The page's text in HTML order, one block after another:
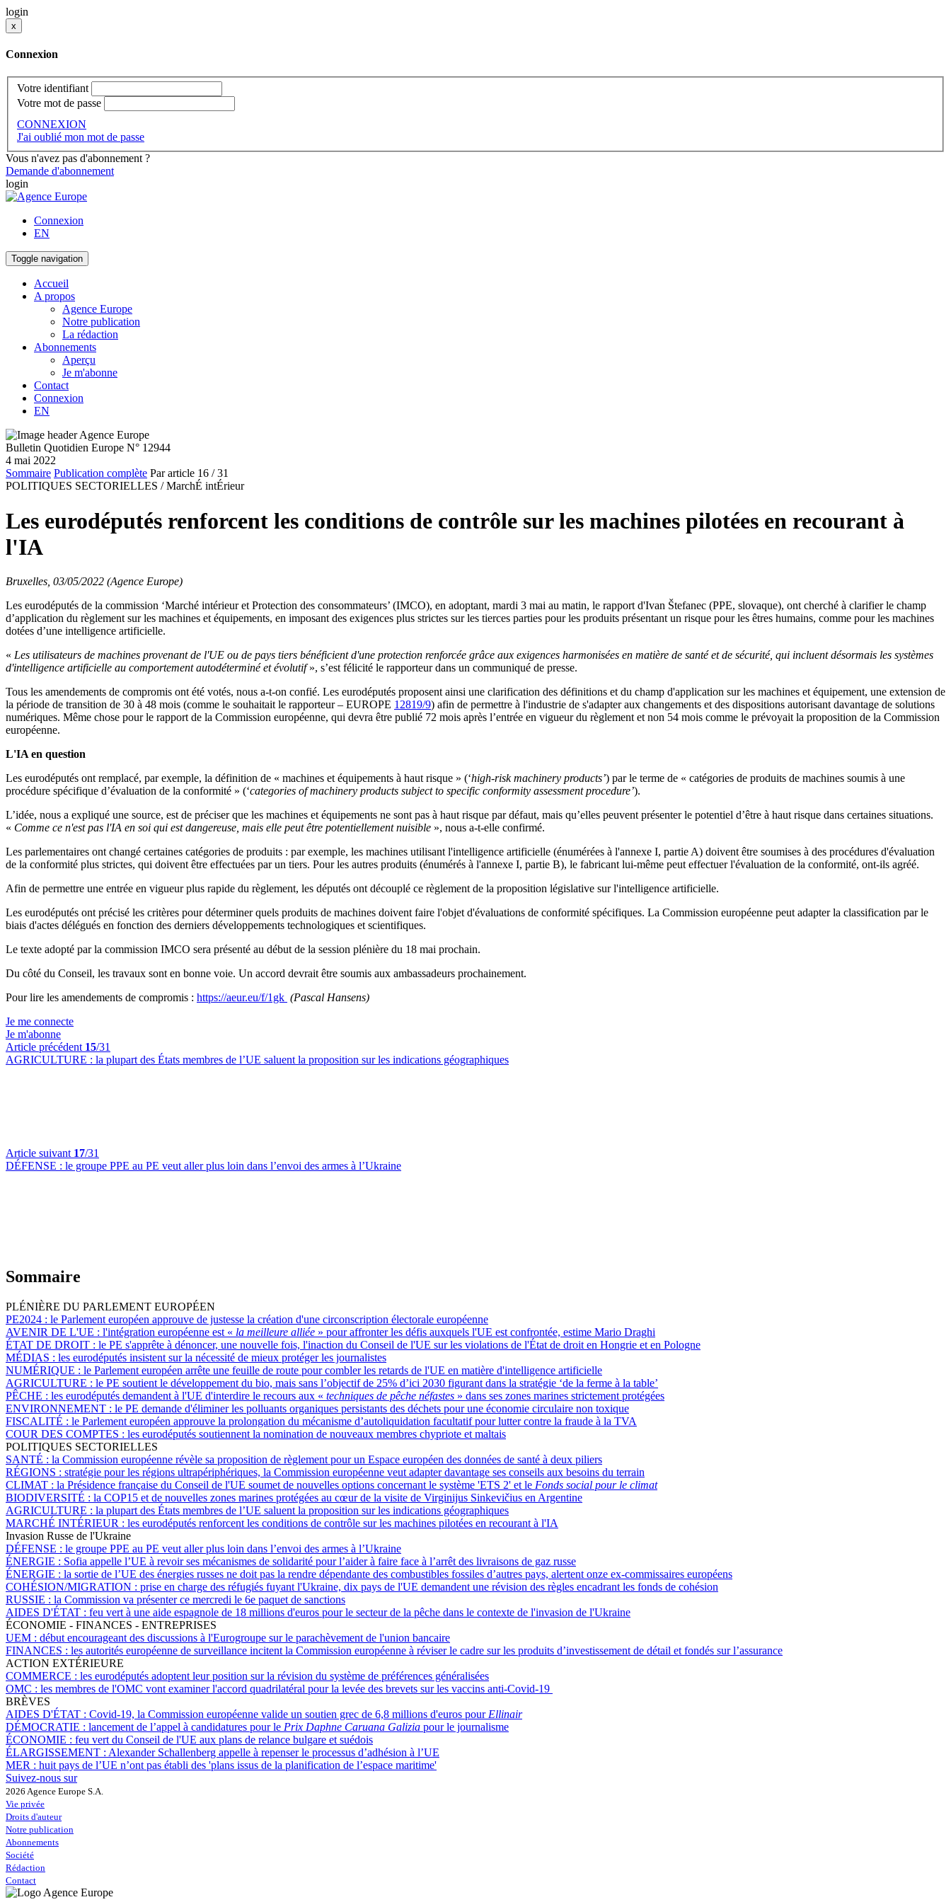
login
x
Connexion
Votre identifiant
Votre mot de passe
CONNEXION
J'ai oublié mon mot de passe
Vous n'avez pas d'abonnement ?
Demande d'abonnement
login
Connexion
EN
Toggle navigation
Accueil
A propos
Agence Europe
Notre publication
La rédaction
Abonnements
Aperçu
Je m'abonne
Contact
Connexion
EN
Bulletin Quotidien Europe N° 12944
4 mai 2022
Sommaire Publication complète Par article 16 / 31
POLITIQUES SECTORIELLES / MarchÉ intÉrieur
Les eurodéputés renforcent les conditions de contrôle sur les machines pilotées en recourant à
l'IA
Bruxelles, 03/05/2022 (Agence Europe)
Les eurodéputés de la commission ‘Marché intérieur et Protection des consommateurs’ (IMCO), en adoptant, mardi 3 mai au matin, le rapport d'Ivan Štefanec (PPE, slovaque), ont cherché à clarifier le champ
d’application du règlement sur les machines et équipements, en imposant des exigences plus strictes sur les tierces parties pour les produits présentant un risque pour les êtres humains, comme pour les machines
dotées d’une intelligence artificielle.
« Les utilisateurs de machines provenant de l'UE ou de pays tiers bénéficient d'une protection renforcée grâce aux exigences harmonisées en matière de santé et de sécurité, qui incluent désormais les systèmes
d'intelligence artificielle au comportement autodéterminé et évolutif», s’est félicité le rapporteur dans un communiqué de presse.
Tous les amendements de compromis ont été votés, nous a-t-on confié. Les eurodéputés proposent ainsi une clarification des définitions et du champ d'application sur les machines et équipement, une extension de
la période de transition de 30 à 48 mois (comme le souhaitait le rapporteur – EUROPE 12819/9) afin de permettre à l'industrie de s'adapter aux changements et des dispositions autorisant davantage de solutions
numériques. Même chose pour le rapport de la Commission européenne, qui devra être publié 72 mois après l’entrée en vigueur du règlement et non 54 mois comme le prévoyait la proposition de la Commission
européenne.
L'IA en question
Les eurodéputés ont remplacé, par exemple, la définition de « machines et équipements à haut risque » (‘high-risk machinery products’) par le terme de « catégories de produits de machines soumis à une
procédure spécifique d’évaluation de la conformité » (‘categories of machinery products subject to specific conformity assessment procedure’).
L’idée, nous a expliqué une source, est de préciser que les machines et équipements ne sont pas à haut risque par défaut, mais qu’elles peuvent présenter le potentiel d’être à haut risque dans certaines situations.
« Comme ce n'est pas l'IA en soi qui est dangereuse, mais elle peut être potentiellement nuisible », nous a-t-elle confirmé.
Les parlementaires ont changé certaines catégories de produits : par exemple, les machines utilisant l'intelligence artificielle (énumérées à l'annexe I, partie A) doivent être soumises à des procédures d'évaluation
de la conformité plus strictes, qui doivent être effectuées par un tiers. Pour les autres produits (énumérés à l'annexe I, partie B), le fabricant lui-même peut effectuer l'évaluation de la conformité, ont-ils agréé.
Afin de permettre une entrée en vigueur plus rapide du règlement, les députés ont découplé ce règlement de la proposition législative sur l'intelligence artificielle.
Les eurodéputés ont précisé les critères pour déterminer quels produits de machines doivent faire l'objet d'évaluations de conformité spécifiques. La Commission européenne peut adapter la classification par le
biais d'actes délégués en fonction des derniers développements technologiques et scientifiques.
Le texte adopté par la commission IMCO sera présenté au début de la session plénière du 18 mai prochain.
Du côté du Conseil, les travaux sont en bonne voie. Un accord devrait être soumis aux ambassadeurs prochainement.
Pour lire les amendements de compromis : https://aeur.eu/f/1gk (Pascal Hansens)
Je me connecte
Je m'abonne
Article précédent 15/31
AGRICULTURE : la plupart des États membres de l’UE saluent la proposition sur les indications géographiques
Article suivant 17/31
DÉFENSE : le groupe PPE au PE veut aller plus loin dans l’envoi des armes à l’Ukraine
Sommaire
PLÉNIÈRE DU PARLEMENT EUROPÉEN
PE2024 : le Parlement européen approuve de justesse la création d'une circonscription électorale européenne
AVENIR DE L'UE : l'intégration européenne est « la meilleure alliée » pour affronter les défis auxquels l'UE est confrontée, estime Mario Draghi
ÉTAT DE DROIT : le PE s'apprête à dénoncer, une nouvelle fois, l'inaction du Conseil de l'UE sur les violations de l'État de droit en Hongrie et en Pologne
MÉDIAS : les eurodéputés insistent sur la nécessité de mieux protéger les journalistes
NUMÉRIQUE : le Parlement européen arrête une feuille de route pour combler les retards de l'UE en matière d'intelligence artificielle
AGRICULTURE : le PE soutient le développement du bio, mais sans l’objectif de 25% d’ici 2030 figurant dans la stratégie ‘de la ferme à la table’
PÊCHE : les eurodéputés demandent à l'UE d'interdire le recours aux « techniques de pêche néfastes » dans ses zones marines strictement protégées
ENVIRONNEMENT : le PE demande d'éliminer les polluants organiques persistants des déchets pour une économie circulaire non toxique
FISCALITÉ : le Parlement européen approuve la prolongation du mécanisme d’autoliquidation facultatif pour lutter contre la fraude à la TVA
COUR DES COMPTES : les eurodéputés soutiennent la nomination de nouveaux membres chypriote et maltais
POLITIQUES SECTORIELLES
SANTÉ : la Commission européenne révèle sa proposition de règlement pour un Espace européen des données de santé à deux piliers
RÉGIONS : stratégie pour les régions ultrapériphériques, la Commission européenne veut adapter davantage ses conseils aux besoins du terrain
CLIMAT : la Présidence française du Conseil de l'UE soumet de nouvelles options concernant le système 'ETS 2' et le Fonds social pour le climat
BIODIVERSITÉ : la COP15 et de nouvelles zones marines protégées au cœur de la visite de Virginijus Sinkevičius en Argentine
AGRICULTURE : la plupart des États membres de l’UE saluent la proposition sur les indications géographiques
MARCHÉ INTÉRIEUR : les eurodéputés renforcent les conditions de contrôle sur les machines pilotées en recourant à l'IA
Invasion Russe de l'Ukraine
DÉFENSE : le groupe PPE au PE veut aller plus loin dans l’envoi des armes à l’Ukraine
ÉNERGIE : Sofia appelle l’UE à revoir ses mécanismes de solidarité pour l’aider à faire face à l’arrêt des livraisons de gaz russe
ÉNERGIE : la sortie de l’UE des énergies russes ne doit pas la rendre dépendante des combustibles fossiles d’autres pays, alertent onze ex-commissaires européens
COHÉSION/MIGRATION : prise en charge des réfugiés fuyant l'Ukraine, dix pays de l'UE demandent une révision des règles encadrant les fonds de cohésion
RUSSIE : la Commission va présenter ce mercredi le 6e paquet de sanctions
AIDES D'ÉTAT : feu vert à une aide espagnole de 18 millions d'euros pour le secteur de la pêche dans le contexte de l'invasion de l'Ukraine
ÉCONOMIE - FINANCES - ENTREPRISES
UEM : début encourageant des discussions à l'Eurogroupe sur le parachèvement de l'union bancaire
FINANCES : les autorités européenne de surveillance incitent la Commission européenne à réviser le cadre sur les produits d’investissement de détail et fondés sur l’assurance
ACTION EXTÉRIEURE
COMMERCE : les eurodéputés adoptent leur position sur la révision du système de préférences généralisées
OMC : les membres de l'OMC vont examiner l'accord quadrilatéral pour la levée des brevets sur les vaccins anti-Covid-19
BRÈVES
AIDES D'ÉTAT : Covid-19, la Commission européenne valide un soutien grec de 6,8 millions d'euros pour Ellinair
DÉMOCRATIE : lancement de l’appel à candidatures pour le Prix Daphne Caruana Galizia pour le journalisme
ÉCONOMIE : feu vert du Conseil de l'UE aux plans de relance bulgare et suédois
ÉLARGISSEMENT : Alexander Schallenberg appelle à repenser le processus d’adhésion à l’UE
MER : huit pays de l’UE n’ont pas établi des 'plans issus de la planification de l’espace maritime'
Suivez-nous sur
2026 Agence Europe S.A.
Vie privée
Droits d'auteur
Notre publication
Abonnements
Société
Rédaction
Contact